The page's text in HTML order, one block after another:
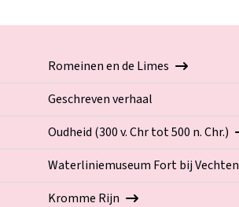
Romeinen en de Limes
Geschreven verhaal
Oudheid (300 v. Chr tot 500 n. Chr.)
Waterliniemuseum Fort bij Vechten
Kromme Rijn